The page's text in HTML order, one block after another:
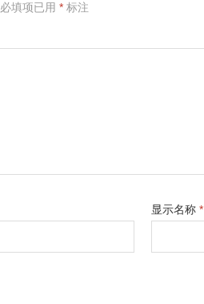
必填项已用 * 标注
显示名称 *